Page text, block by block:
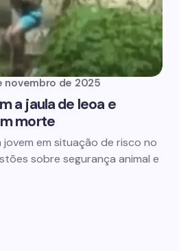
novembro de 2025
a jaula de leoa e
morte
em situação de risco no
sobre segurança animal e